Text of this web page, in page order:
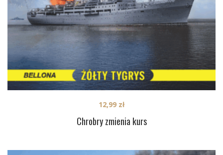
Chrobry zmienia kurs
12,99 zł